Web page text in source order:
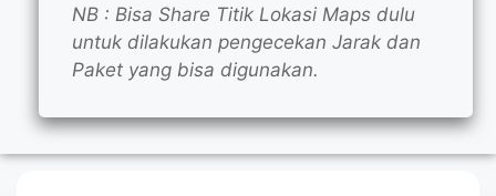
NB : Bisa Share Titik Lokasi Maps dulu
untuk dilakukan pengecekan Jarak dan
Paket yang bisa digunakan.